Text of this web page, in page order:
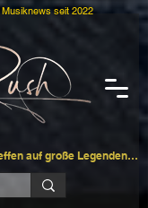
auf große Legenden…
seit 2022